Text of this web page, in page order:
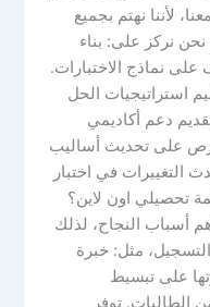
لأننا نهتم بجميع
نركز على: بناء
نماذج الاختبارات.
استراتيجيات الحل
دعم أكاديمي
على تحديث أساليب
التغييرات في اختبار
تحصيلي اون لاين؟
أسباب النجاح، لذلك
مثل: خبرة
على تبسيط
الطالبات. توفر